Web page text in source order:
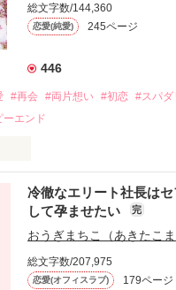
総文字数/144,360
恋愛(純愛) 245ページ
446
#再会 #両片想い #初恋 #スパダ
ーエンド
平に淡い恋心を抱いていた美
出来事をきっかけに二人の関
きないまま、美桜は両親の離
になり、哲平とも離れ離れに
冷徹なエリート社長は
して孕ませたい
完
おうぎまちこ（あきたこま
総文字数/207,975
恋愛(オフィスラブ) 179ページ